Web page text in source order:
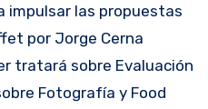
impulsar las propuestas
por Jorge Cerna
tratará sobre Evaluación
Fotografía y Food